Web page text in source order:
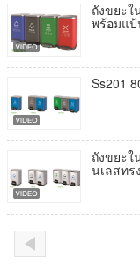
ถังขยะใ
พร้อมแป้
Ss201
ถังขยะใ
นเลสทร